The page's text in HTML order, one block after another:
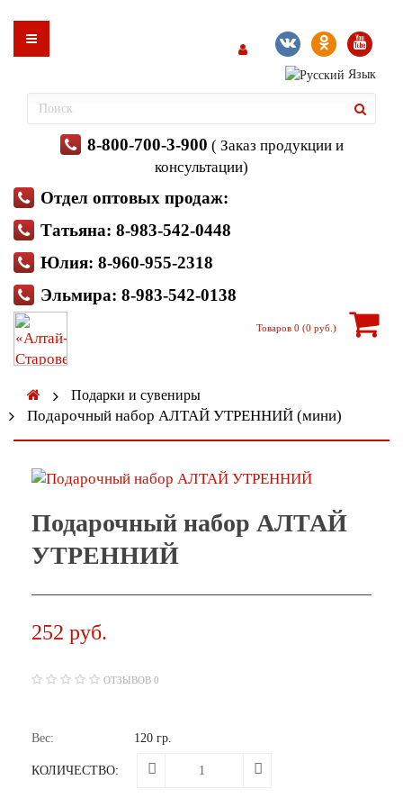
Язык
8-800-700-3-900 ( Заказ продукции и
консультации)
Отдел оптовых продаж:
Татьяна: 8-983-542-0448
Юлия: 8-960-955-2318
Эльмира: 8-983-542-0138
Товаров 0 (0 руб.)
Подарки и сувениры
Подарочный набор АЛТАЙ УТРЕННИЙ (мини)
Подарочный набор АЛТАЙ
УТРЕННИЙ
252 руб.
ОТЗЫВОВ 0
Вес: 120 гр.
КОЛИЧЕСТВО: